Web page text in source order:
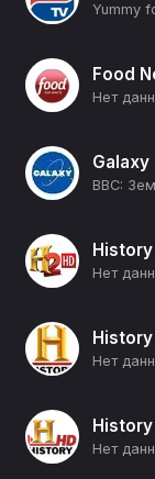
Yummy
Food
Нет
Galaxy
History
Нет
History
Нет
History
Нет